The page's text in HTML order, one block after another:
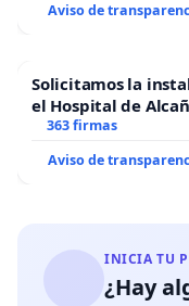
Aviso de
Solicitamos la
el Hospital de
363 firmas
Aviso de
INICIA TU
¿Hay